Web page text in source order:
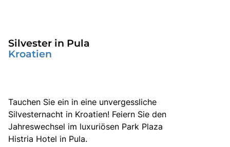
Busreisen
Bus mieten
Radio!
Silvester in Pula
Kroatien
Tauchen Sie ein in eine unvergessliche
Silvesternacht in Kroatien! Feiern Sie den
Jahreswechsel im luxuriösen Park Plaza
Histria Hotel in Pula.